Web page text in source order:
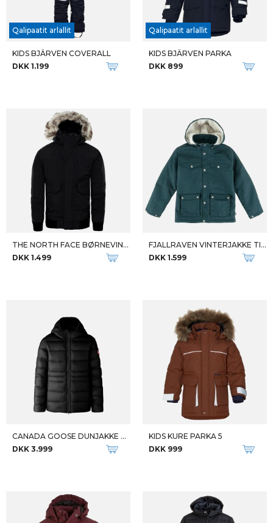
Qalipaatit arlallit
KIDS BJÄRVEN COVERALL
DKK 1.199
Qalipaatit arlallit
KIDS BJÄRVEN PARKA
DKK 899
THE NORTH FACE BØRNEVINTERJAKKE B GOTHAM DOWN JKT
DKK 1.499
FJALLRAVEN VINTERJAKKE TIL BØRN GREENLAND WINTER
DKK 1.599
CANADA GOOSE DUNJAKKE TIL BØRN Y CYPRESS HOODY
DKK 3.999
KIDS KURE PARKA 5
DKK 999